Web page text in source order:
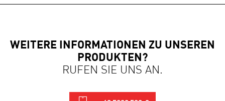
WEITERE INFORMATIONEN ZU UNSEREN
PRODUKTEN?
RUFEN SIE UNS AN.